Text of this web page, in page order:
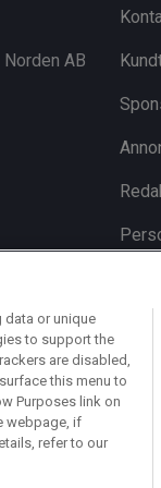
”Tar alltid
chefredaktör
data or unique
to support the
are disabled,
this menu to
Purposes link on
webpage, if
refer to our